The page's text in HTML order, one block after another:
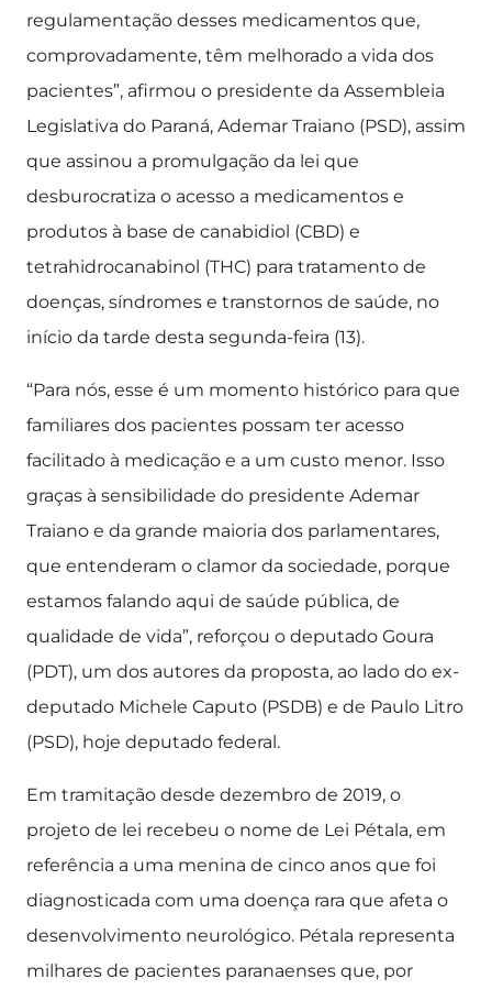
regulamentação desses medicamentos que,
comprovadamente, têm melhorado a vida dos
pacientes”, afirmou o presidente da Assembleia
Legislativa do Paraná, Ademar Traiano (PSD), assim
que assinou a promulgação da lei que
desburocratiza o acesso a medicamentos e
produtos à base de canabidiol (CBD) e
tetrahidrocanabinol (THC) para tratamento de
doenças, síndromes e transtornos de saúde, no
início da tarde desta segunda-feira (13).
“Para nós, esse é um momento histórico para que
familiares dos pacientes possam ter acesso
facilitado à medicação e a um custo menor. Isso
graças à sensibilidade do presidente Ademar
Traiano e da grande maioria dos parlamentares,
que entenderam o clamor da sociedade, porque
estamos falando aqui de saúde pública, de
qualidade de vida”, reforçou o deputado Goura
(PDT), um dos autores da proposta, ao lado do ex-
deputado Michele Caputo (PSDB) e de Paulo Litro
(PSD), hoje deputado federal.
Em tramitação desde dezembro de 2019, o
projeto de lei recebeu o nome de Lei Pétala, em
referência a uma menina de cinco anos que foi
diagnosticada com uma doença rara que afeta o
desenvolvimento neurológico. Pétala representa
milhares de pacientes paranaenses que, por